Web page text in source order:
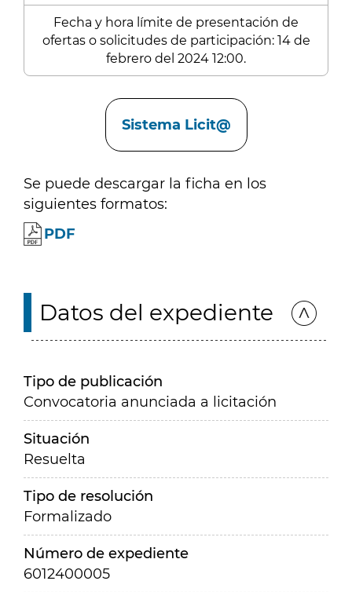
Fecha y hora límite de presentación de
ofertas o solicitudes de participación: 14 de
febrero del 2024 12:00.
Sistema Licit@
Se puede descargar la ficha en los
siguientes formatos:
PDF
Datos del expediente
Tipo de publicación
Convocatoria anunciada a licitación
Situación
Resuelta
Tipo de resolución
Formalizado
Número de expediente
6012400005